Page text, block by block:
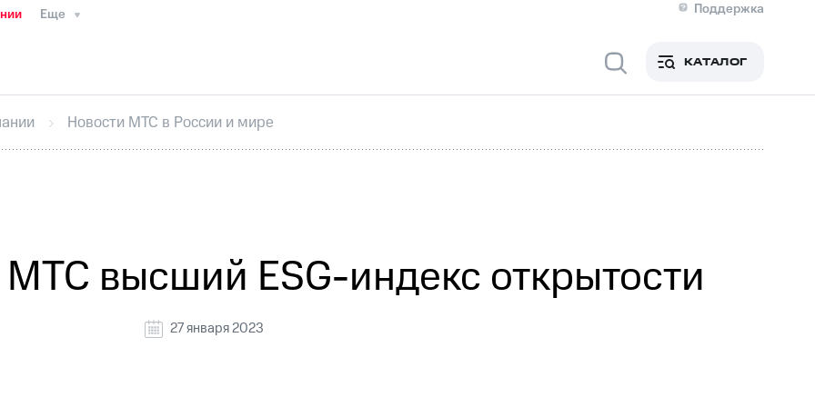
Еще
Поддержка
Медиа-центр
ИнтервьюФинансовая отчетностьКонтактыНовости в регионе
секретарьРаскрытие информации
кабинет акционераАкционерный капиталКонтроль и аудитРынок акций
КАТАЛОГ
Новости МТС в России и мире
высший ESG-индекс открытости
27 января 2023